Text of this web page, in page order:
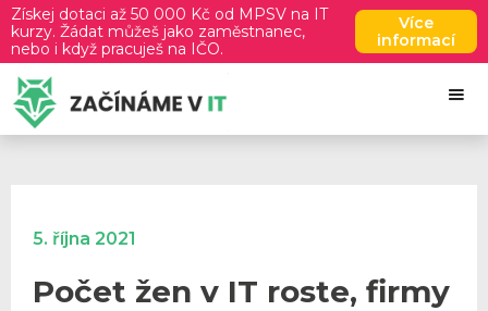
Získej dotaci až 50 000 Kč od MPSV na IT
kurzy. Žádat můžeš jako zaměstnanec,
nebo i když pracuješ na IČO.
Více
informací
5. října 2021
Počet žen v IT roste, firmy